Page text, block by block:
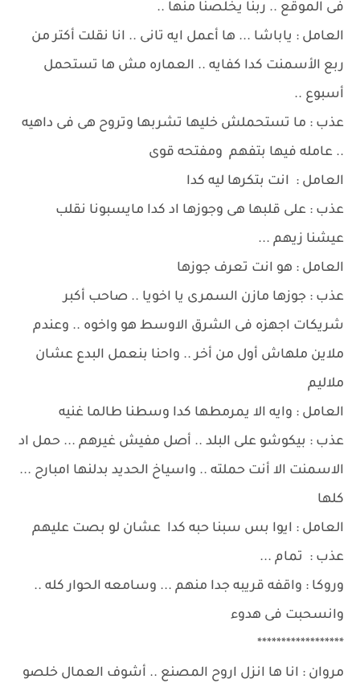
فى الموقع .. ربنا يخلصنا منها ..
العامل : ياباشا ... ها أعمل ايه تانى .. انا نقلت أكتر من
ربع الأسمنت كدا كفايه .. العماره مش ها تستحمل
أسبوع ..
عذب : ما تستحملش خليها تشربها وتروح هى فى داهيه
.. عامله فيها بتفهم ومفتحه قوى
العامل : انت بتكرها ليه كدا
عذب : على قلبها هى وجوزها اد كدا مايسبونا نقلب
عيشنا زيهم ...
العامل : هو انت تعرف جوزها
عذب : جوزها مازن السمرى يا اخويا .. صاحب أكبر
شريكات اجهزه فى الشرق الاوسط هو واخوه .. وعندم
ملاين ملهاش أول من أخر .. واحنا بنعمل البدع عشان
ملاليم
العامل : وايه الا يمرمطها كدا وسطنا طالما غنيه
عذب : بيكوشو على البلد .. أصل مفيش غيرهم ... حمل اد
الاسمنت الا أنت حملته .. واسياخ الحديد بدلنها امبارح ...
كلها
العامل : ايوا بس سبنا حبه كدا عشان لو بصت عليهم
عذب : تمام ...
وروكا : واقفه قريبه جدا منهم ... وسامعه الحوار كله ..
وانسحبت فى هدوء
******************
مروان : انا ها انزل اروح المصنع .. أشوف العمال خلصو